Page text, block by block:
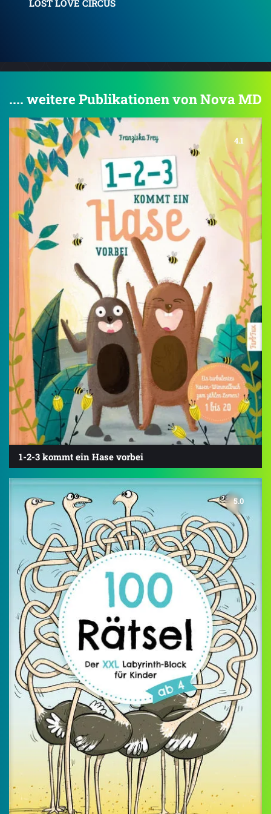
Lovers & Sinners
.... weitere Publikationen von Nova MD
4.1
1-2-3 kommt ein Hase vorbei
5.0